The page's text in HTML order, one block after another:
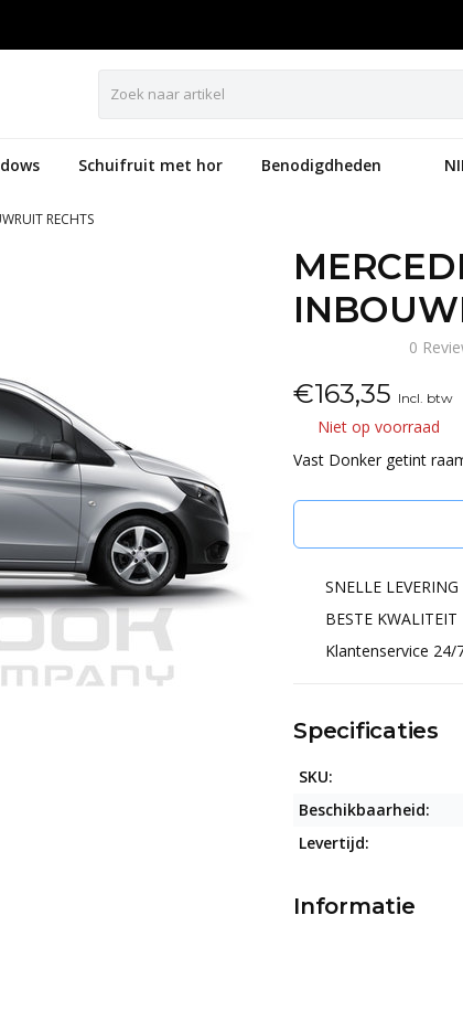
Schuifruit met hor Benodigdheden
RECHTS
0
€163,35 Incl. btw
Niet op voorraad
Vast Donker getint
SNELLE LEVERING
BESTE KWALITEIT
Klantenservice 24/
Specificaties
SKU:
Beschikbaarheid:
Levertijd:
Informatie